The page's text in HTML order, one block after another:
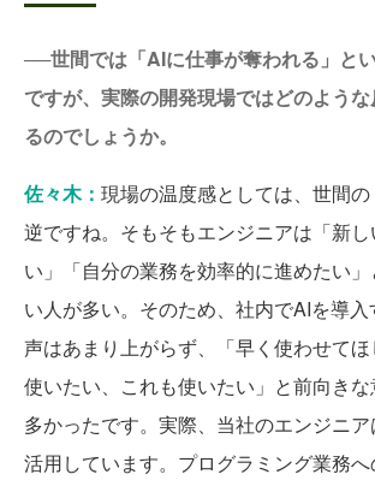
──世間では「AIに仕事が奪われる」と
ですが、実際の開発現場ではどのよう
るのでしょうか。
佐々木： 現場の温度感としては、世間
逆ですね。そもそもエンジニアは「新
い」「自分の業務を効率的に進めたい
い人が多い。そのため、社内でAIを導
声はあまり上がらず、「早く使わせて
使いたい、これも使いたい」と前向き
多かったです。実際、当社のエンジニ
活用しています。プログラミング業務